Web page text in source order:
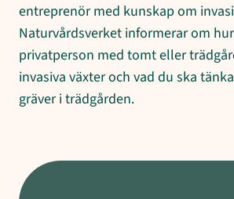
entreprenör med kunskap om
Naturvårdsverket informerar om
privatperson med tomt eller
invasiva växter och vad du ska
gräver i trädgården.